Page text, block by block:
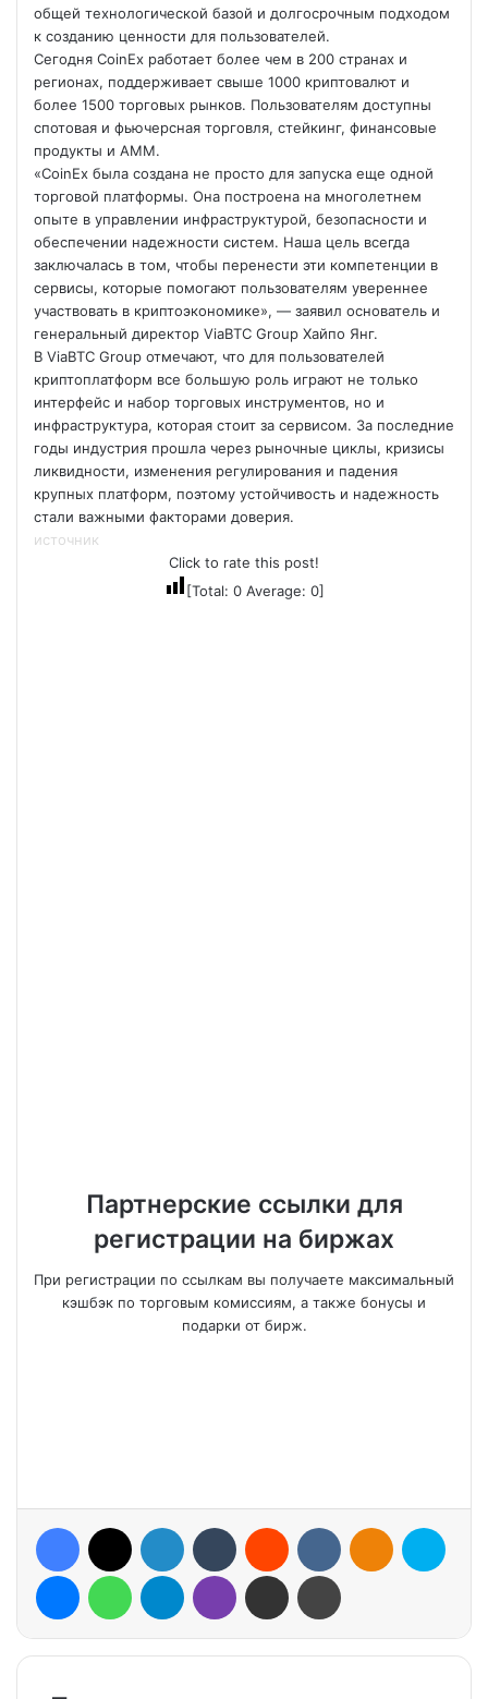
общей технологической базой и долгосрочным подходом
к созданию ценности для пользователей.
Сегодня CoinEx работает более чем в 200 странах и
регионах, поддерживает свыше 1000 криптовалют и
более 1500 торговых рынков. Пользователям доступны
спотовая и фьючерсная торговля, стейкинг, финансовые
продукты и AMM.
«CoinEx была создана не просто для запуска еще одной
торговой платформы. Она построена на многолетнем
опыте в управлении инфраструктурой, безопасности и
обеспечении надежности систем. Наша цель всегда
заключалась в том, чтобы перенести эти компетенции в
сервисы, которые помогают пользователям увереннее
участвовать в криптоэкономике», — заявил основатель и
генеральный директор ViaBTC Group Хайпо Янг.
В ViaBTC Group отмечают, что для пользователей
криптоплатформ все большую роль играют не только
интерфейс и набор торговых инструментов, но и
инфраструктура, которая стоит за сервисом. За последние
годы индустрия прошла через рыночные циклы, кризисы
ликвидности, изменения регулирования и падения
крупных платформ, поэтому устойчивость и надежность
стали важными факторами доверия.
источник
Click to rate this post!
[Total: 0Average: 0]
Партнерские ссылки для
регистрации на биржах
При регистрации по ссылкам вы получаете максимальный
кэшбэк по торговым комиссиям, а также бонусы и
подарки от бирж.